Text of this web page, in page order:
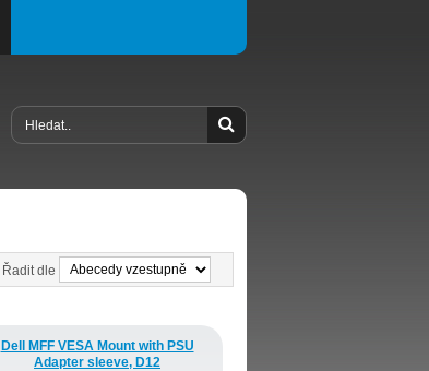
Řadit dle
Dell MFF VESA Mount with PSU
Adapter sleeve, D12